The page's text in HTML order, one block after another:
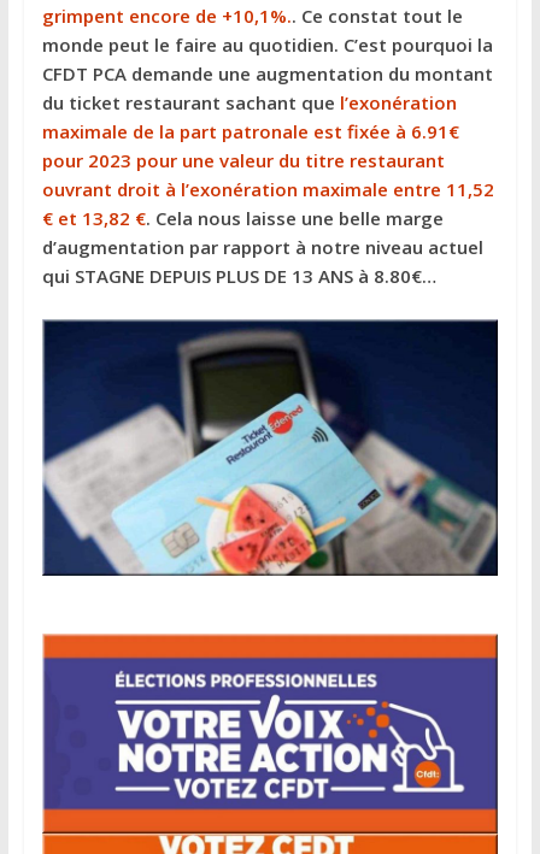
grimpent encore de +10,1%.. Ce constat tout le
monde peut le faire au quotidien. C’est pourquoi la
CFDT PCA demande une augmentation du montant
du ticket restaurant sachant que l’exonération
maximale de la part patronale est fixée à 6.91€
pour 2023 pour une valeur du titre restaurant
ouvrant droit à l’exonération maximale entre 11,52
€ et 13,82 €. Cela nous laisse une belle marge
d’augmentation par rapport à notre niveau actuel
qui STAGNE DEPUIS PLUS DE 13 ANS à 8.80€…